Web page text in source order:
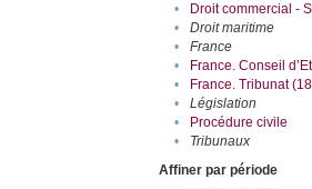
•
Droit commercial -
•
Droit maritime
•
France
•
France. Conseil
•
France. Tribunat
•
Législation
•
Procédure civile
•
Tribunaux
Affiner par période